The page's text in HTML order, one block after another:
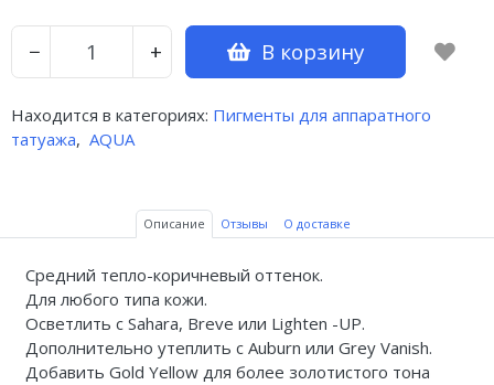
− + В корзину
Находится в категориях: Пигменты для аппаратного
татуажа, AQUA
Описание Отзывы О доставке
Средний тепло-коричневый оттенок.
Для любого типа кожи.
Осветлить с Sahara, Breve или Lighten -UP.
Дополнительно утеплить с Auburn или Grey Vanish.
Добавить Gold Yellow для более золотистого тона